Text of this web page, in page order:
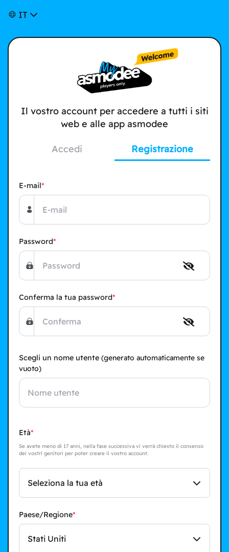
IT
Il vostro account per accedere a tutti i siti
web e alle app asmodee
Accedi Registrazione
E-mail
Password
Conferma la tua password
Scegli un nome utente (generato automaticamente se
vuoto)
Età
Se avete meno di 17 anni, nella fase successiva vi verrà chiesto il consenso
dei vostri genitori per poter creare il vostro account.
Seleziona la tua età
Paese/Regione
Stati Uniti